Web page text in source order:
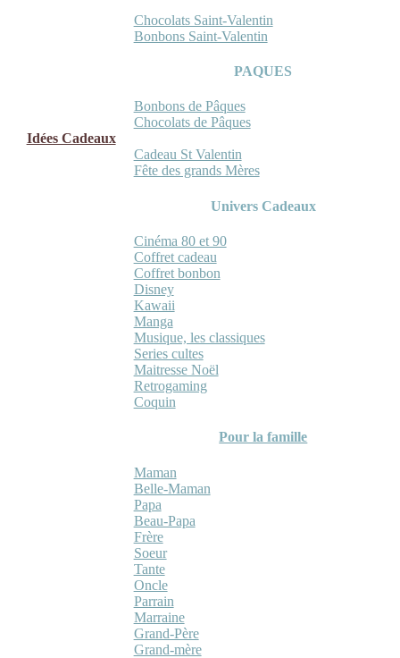
Chocolats Saint-Valentin
Bonbons Saint-Valentin
PAQUES
Bonbons de Pâques
Chocolats de Pâques
Idées Cadeaux
Cadeau St Valentin
Fête des grands Mères
Univers Cadeaux
Cinéma 80 et 90
Coffret cadeau
Coffret bonbon
Disney
Kawaii
Manga
Musique, les classiques
Series cultes
Maitresse Noël
Retrogaming
Coquin
Pour la famille
Maman
Belle-Maman
Papa
Beau-Papa
Frère
Soeur
Tante
Oncle
Parrain
Marraine
Grand-Père
Grand-mère